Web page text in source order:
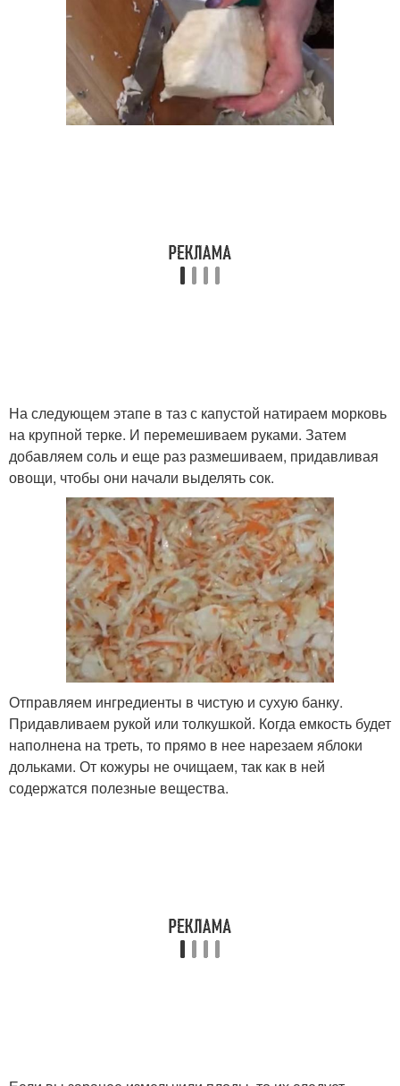
На следующем этапе в таз с капустой натираем морковь
на крупной терке. И перемешиваем руками. Затем
добавляем соль и еще раз размешиваем, придавливая
овощи, чтобы они начали выделять сок.
Отправляем ингредиенты в чистую и сухую банку.
Придавливаем рукой или толкушкой. Когда емкость будет
наполнена на треть, то прямо в нее нарезаем яблоки
дольками. От кожуры не очищаем, так как в ней
содержатся полезные вещества.